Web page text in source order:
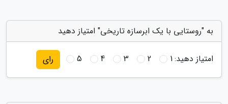
به "روستایی با یک ابرسازه تاریخی" امتیاز دهید
امتیاز دهید:1
2
3
4
5 رای